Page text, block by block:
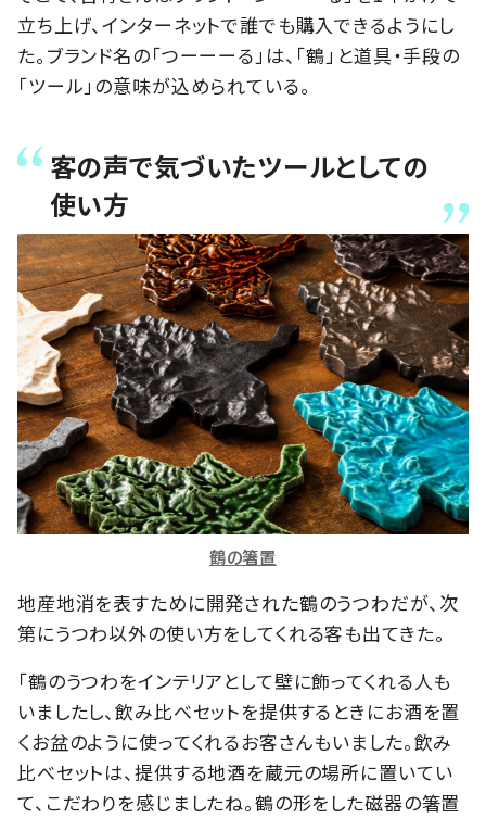
立ち上げ、インターネットで誰でも購入できるようにし
た。ブランド名の「つーーーる」は、「鶴」と道具・手段の
「ツール」の意味が込められている。
客の声で気づいたツールとしての
使い方
鶴の箸置
地産地消を表すために開発された鶴のうつわだが、次
第にうつわ以外の使い方をしてくれる客も出てきた。
「鶴のうつわをインテリアとして壁に飾ってくれる人も
いましたし、飲み比べセットを提供するときにお酒を置
くお盆のように使ってくれるお客さんもいました。飲み
比べセットは、提供する地酒を蔵元の場所に置いてい
て、こだわりを感じましたね。鶴の形をした磁器の箸置